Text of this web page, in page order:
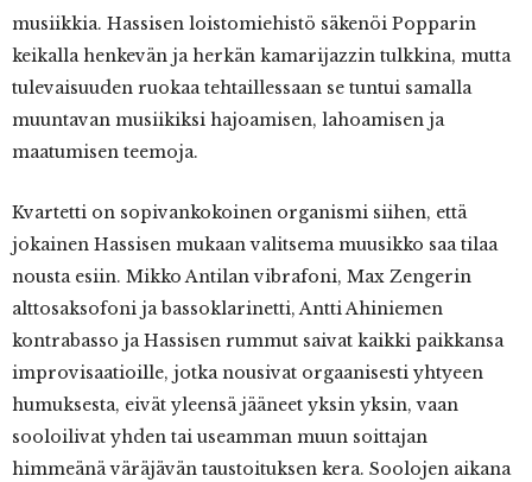
musiikkia. Hassisen loistomiehistö säkenöi Popparin
keikalla henkevän ja herkän kamarijazzin tulkkina, mutta
tulevaisuuden ruokaa tehtaillessaan se tuntui samalla
muuntavan musiikiksi hajoamisen, lahoamisen ja
maatumisen teemoja.
Kvartetti on sopivankokoinen organismi siihen, että
jokainen Hassisen mukaan valitsema muusikko saa tilaa
nousta esiin. Mikko Antilan vibrafoni, Max Zengerin
alttosaksofoni ja bassoklarinetti, Antti Ahiniemen
kontrabasso ja Hassisen rummut saivat kaikki paikkansa
improvisaatioille, jotka nousivat orgaanisesti yhtyeen
humuksesta, eivät yleensä jääneet yksin yksin, vaan
sooloilivat yhden tai useamman muun soittajan
himmeänä väräjävän taustoituksen kera. Soolojen aikana